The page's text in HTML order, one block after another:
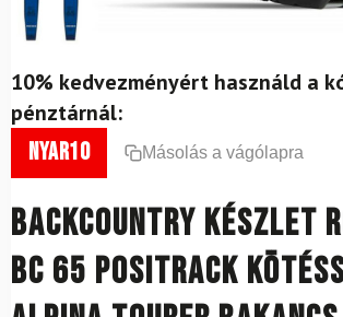
10% kedvezményért használd a
pénztárnál:
nyar10 Másolás a vágólapra
Backcountry készlet
BC 65 Positrack